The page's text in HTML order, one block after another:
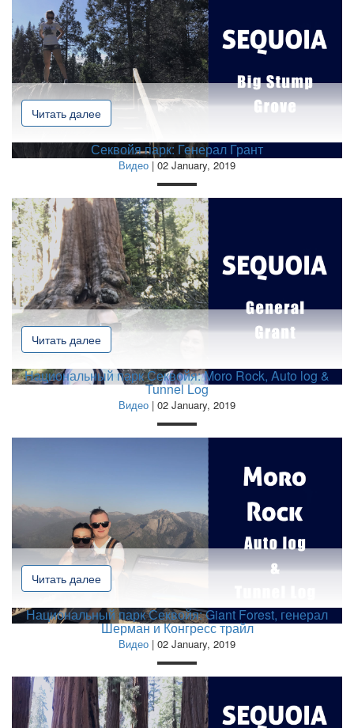
Читать далее
Секвойя парк: Генерал Грант
Видео | 02 January, 2019
Читать далее
Национальный парк Секвойя: Moro Rock, Auto log &
Tunnel Log
Видео | 02 January, 2019
Читать далее
Национальный парк Секвойя: Giant Forest, генерал
Шерман и Конгресс трайл
Видео | 02 January, 2019